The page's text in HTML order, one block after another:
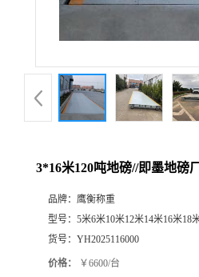
3*16米120吨地磅//即墨地磅
品牌： 鹰衡称重
型号： 5米6米10米12米14米16米18
货号： YH2025116000
价格： ￥6600/台